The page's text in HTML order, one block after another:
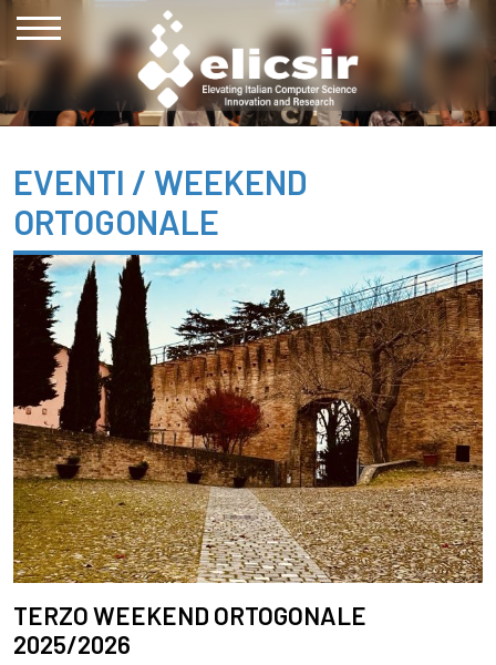
EVENTI / WEEKEND
ORTOGONALE
TERZO WEEKEND ORTOGONALE
2025/2026